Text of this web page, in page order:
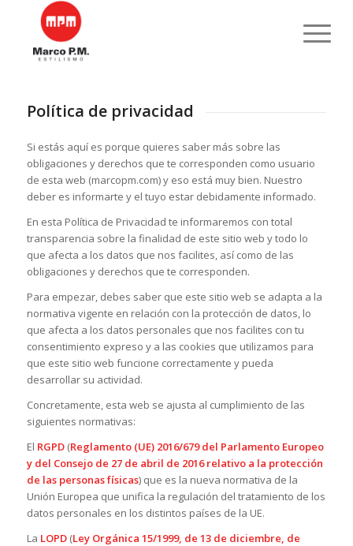
Política de privacidad
Si estás aquí es porque quieres saber más sobre las
obligaciones y derechos que te corresponden como usuario
de esta web (marcopm.com) y eso está muy bien. Nuestro
deber es informarte y el tuyo estar debidamente informado.
En esta Política de Privacidad te informaremos con total
transparencia sobre la finalidad de este sitio web y todo lo
que afecta a los datos que nos facilites, así como de las
obligaciones y derechos que te corresponden.
Para empezar, debes saber que este sitio web se adapta a la
normativa vigente en relación con la protección de datos, lo
que afecta a los datos personales que nos facilites con tu
consentimiento expreso y a las cookies que utilizamos para
que este sitio web funcione correctamente y pueda
desarrollar su actividad.
Concretamente, esta web se ajusta al cumplimiento de las
siguientes normativas:
El RGPD (Reglamento (UE) 2016/679 del Parlamento Europeo
y del Consejo de 27 de abril de 2016 relativo a la protección
de las personas físicas) que es la nueva normativa de la
Unión Europea que unifica la regulación del tratamiento de los
datos personales en los distintos países de la UE.
La LOPD(Ley Orgánica 15/1999, de 13 de diciembre, de